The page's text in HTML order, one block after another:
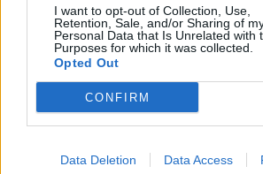
I want to opt-out of Collection, Use,
Retention, Sale, and/or Sharing of
Personal Data that Is Unrelated with
Purposes for which it was collected.
Opted Out
CONFIRM
Data Deletion Data Access